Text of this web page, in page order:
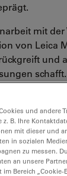
mit der
von Leica
und
jeweiligen
in 5
und andere
B. Ihre
mit dieser und
in sozialen
zu messen.
an unsere
Bereich